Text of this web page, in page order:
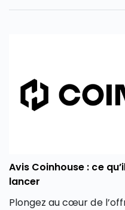
Avis Coinhouse : ce
lancer
Plongez au cœur de